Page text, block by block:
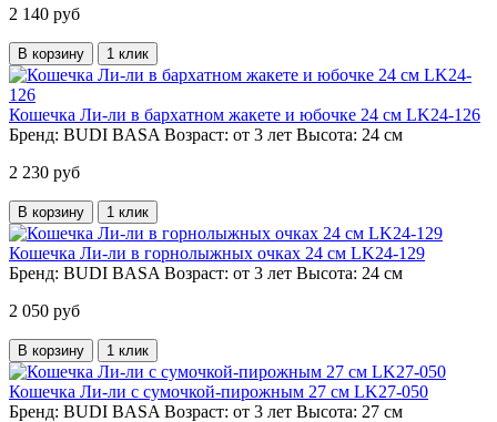
2 140 руб
В корзину 1 клик
Кошечка Ли-ли в бархатном жакете и юбочке 24 см LK24-126
Бренд: BUDI BASA Возраст: от 3 лет Высота: 24 см
2 230 руб
В корзину 1 клик
Кошечка Ли-ли в горнолыжных очках 24 см LK24-129
Бренд: BUDI BASA Возраст: от 3 лет Высота: 24 см
2 050 руб
В корзину 1 клик
Кошечка Ли-ли с сумочкой-пирожным 27 см LK27-050
Бренд: BUDI BASA Возраст: от 3 лет Высота: 27 см